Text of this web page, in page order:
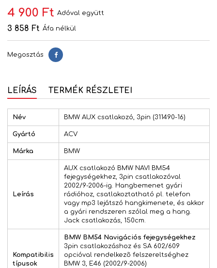
4 900 Ft Adóval együtt
3 858 Ft Áfa nélkül
Megosztás Megosztás
LEÍRÁS TERMÉK RÉSZLETEI
Név BMW AUX csatlakozó, 3pin (311490-16)
Gyártó ACV
Márka BMW
Leírás
AUX csatlakozó BMW NAVI BM54
fejegységekhez, 3pin csatlakozóval
2002/9-2006-ig. Hangbemenet gyári
rádióhoz, csatlakoztatható pl. telefon
vagy mp3 lejátszó hangkimenete, és akkor
a gyári rendszeren szólal meg a hang.
Jack csatlakozás, 150cm.
Kompatibilis
típusok
BMW BM54 Navigációs fejegységekhez
3pin csatlakozáshoz és SA 602/609
opcióval rendelkezõ felszereltséghez
BMW 3, E46 (2002/9-2006)